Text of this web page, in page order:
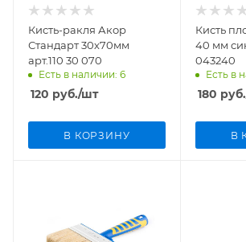
Кисть-ракля Акор
Стандарт 30х70мм
арт.110 30 070
Есть в наличии: 6
120 руб./шт
В КОРЗИНУ
Кисть
40 мм
043240
Есть в
180 руб.
В